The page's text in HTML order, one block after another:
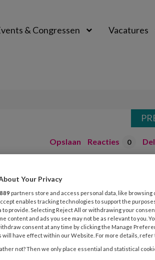
& Congressen Vacatures
Opslaan Reacties 0
Your Privacy
889 partners store and access personal data, like
enables tracking technologies to support the
to provide. Selecting Reject All or withdrawing your
content and ads you see may not be as relevant to you.
consent at any time by clicking the Manage
will have effect within our Website. For more details, refer
not? Then we only place essential and statistical